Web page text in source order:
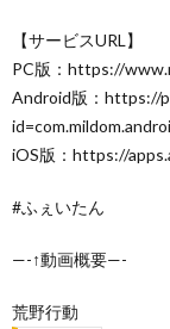
【サービスURL】
PC版：https://
Android版：https://
iOS版：https://
#ふぇいたん
—-↑動画概要—-
荒野行動